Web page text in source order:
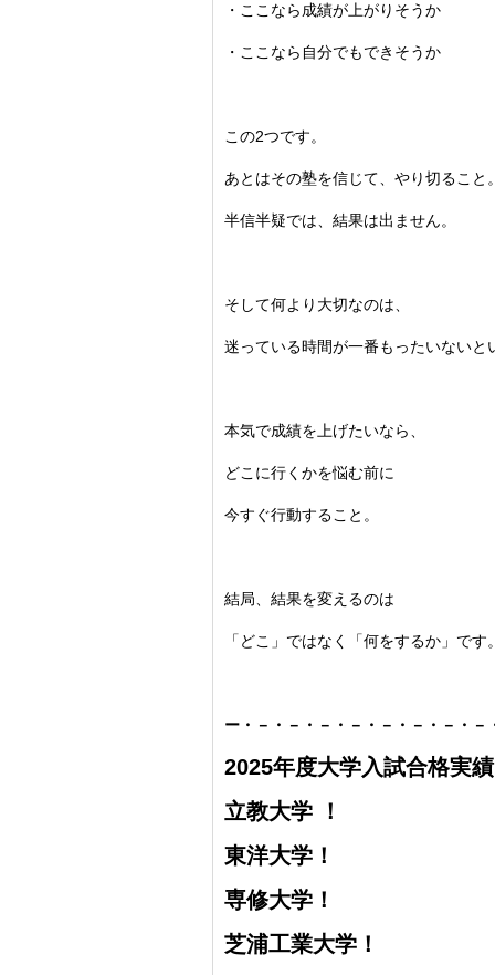
・ここなら成績が上がりそうか
・ここなら自分でもできそうか
この2つです。
あとはその塾を信じて、やり切ること。
半信半疑では、結果は出ません。
そして何より大切なのは、
迷っている時間が一番もったいないと
本気で成績を上げたいなら、
どこに行くかを悩む前に
今すぐ行動すること。
結局、結果を変えるのは
「どこ」ではなく「何をするか」です。
ー・－・－・－・－・－・－・－・
2025年度大学入試合格実績
立教大学 ！
東洋大学！
専修大学！
芝浦工業大学！